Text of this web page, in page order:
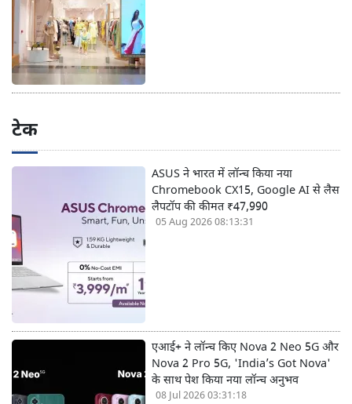
टेक
ASUS ने भारत में लॉन्च किया नया
Chromebook CX15, Google AI से लैस
लैपटॉप की कीमत ₹47,990
05 Aug 2026 08:13:31
एआई+ ने लॉन्च किए Nova 2 Neo 5G और
Nova 2 Pro 5G, 'India’s Got Nova'
के साथ पेश किया नया लॉन्च अनुभव
08 Jul 2026 03:31:18